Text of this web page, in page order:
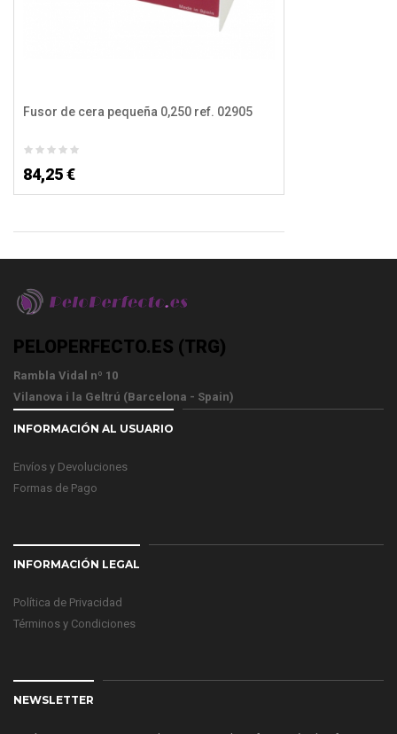
Fusor de cera pequeña 0,250 ref. 02905
84,25 €
PELOPERFECTO.ES (TRG)
Rambla Vidal nº 10
Vilanova i la Geltrú (Barcelona - Spain)
INFORMACIÓN AL USUARIO
Envíos y Devoluciones
Formas de Pago
INFORMACIÓN LEGAL
Política de Privacidad
Términos y Condiciones
NEWSLETTER